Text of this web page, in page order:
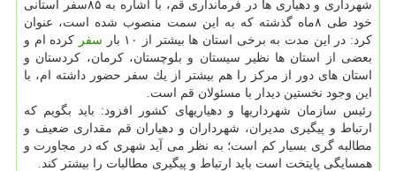
شهرداری و دهیاری ها در فرمانداری قم، با اشاره به ۸۵سفر استانی
خود طی ۸ماه گذشته كه به این سمت منصوب شده است، عنوان
كرد: در این مدت به برخی استان ها بیشتر از ۱۰ بار
سفر كرده ام و
بعضی از استان ها نظیر سیستان و بلوچستان، كرمان، كردستان و
استان های دور از مركز را هم بیشتر از یك سفر حضور داشته ام، با
این وجود نخستین دیدار با مسئولان قم است.
رئیس سازمان شهرداریها و دهیاریهای كشور افزود: باید بگویم كه
ارتباط و پیگیری مدیران، شهرداران و دهیاران قم مقداری ضعیف و
مطالبه گری بسیار كم است؛ به نظر می آید شهری كه در مجاورت و
همسایگی پایتخت است باید ارتباط و پیگیری مطالبات را بیشتر كند.